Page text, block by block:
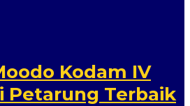
Kodam IV
Petarung Terbaik